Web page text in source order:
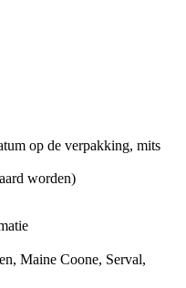
op de verpakking, mits
worden)
Maine Coone, Serval,